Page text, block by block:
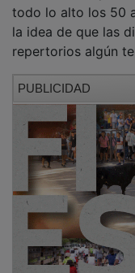
todo lo alto los 50
la idea de que las
repertorios algún
PUBLICIDAD